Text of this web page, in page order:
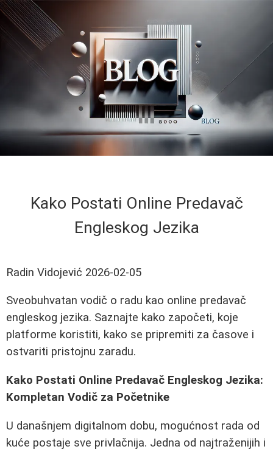
Kako Postati Online Predavač
Engleskog Jezika
Radin Vidojević 2026-02-05
Sveobuhvatan vodič o radu kao online predavač
engleskog jezika. Saznajte kako započeti, koje
platforme koristiti, kako se pripremiti za časove i
ostvariti pristojnu zaradu.
Kako Postati Online Predavač Engleskog Jezika:
Kompletan Vodič za Početnike
U današnjem digitalnom dobu, mogućnost rada od
kuće postaje sve privlačnija. Jedna od najtraženijih i